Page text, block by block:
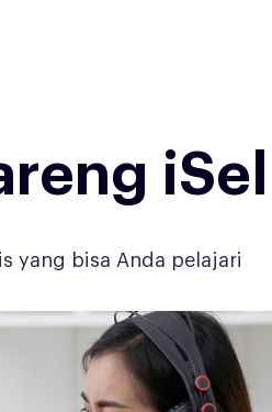
yang bisa Anda pelajari